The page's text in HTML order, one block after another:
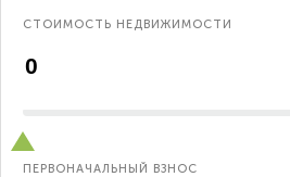
СТОИМОСТЬ НЕДВИЖИМОСТИ
ПЕРВОНАЧАЛЬНЫЙ ВЗНОС